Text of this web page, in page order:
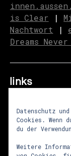
is Clear |
Nachtwort |
Dreams Never
links
über uns |
impressum|
Datenschutz
Cookies.
du der
Weitere